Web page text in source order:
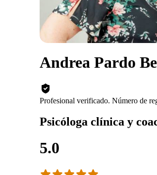
Andrea Pardo
Profesional verificado. Número de
Psicóloga clínica y
5.0